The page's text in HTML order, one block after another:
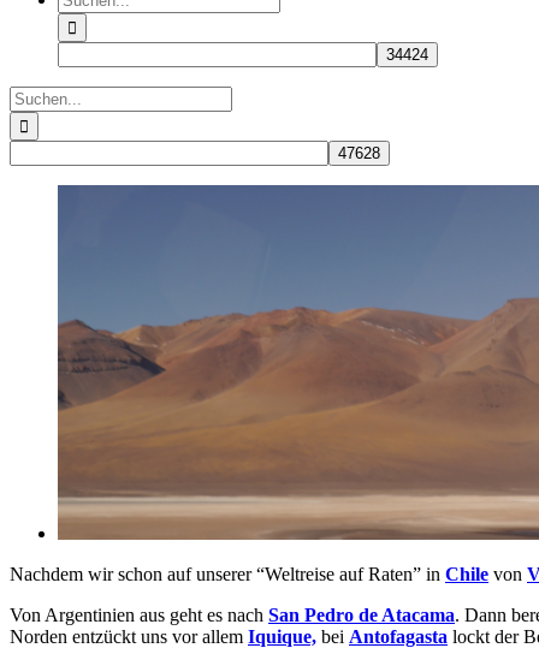
nach:
Suche
nach:
Nachdem wir schon auf unserer “Weltreise auf Raten” in Chile von
Von Argentinien aus geht es nach San Pedro de Atacama. Dann
Norden entzückt uns vor allem Iquique, bei Antofagasta lockt der